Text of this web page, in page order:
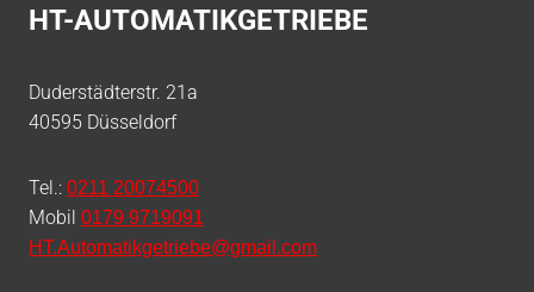
HT-AUTOMATIKGETRIEBE
Duderstädterstr. 21a
40595 Düsseldorf
Tel.: 0211 20074500
Mobil 0179 9719091
HT.Automatikgetriebe@gmail.com